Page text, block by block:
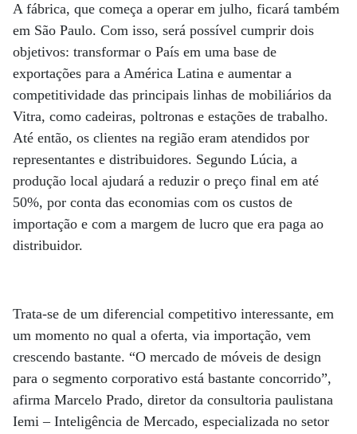
A fábrica, que começa a operar em julho, ficará também
em São Paulo. Com isso, será possível cumprir dois
objetivos: transformar o País em uma base de
exportações para a América Latina e aumentar a
competitividade das principais linhas de mobiliários da
Vitra, como cadeiras, poltronas e estações de trabalho.
Até então, os clientes na região eram atendidos por
representantes e distribuidores. Segundo Lúcia, a
produção local ajudará a reduzir o preço final em até
50%, por conta das economias com os custos de
importação e com a margem de lucro que era paga ao
distribuidor.
Trata-se de um diferencial competitivo interessante, em
um momento no qual a oferta, via importação, vem
crescendo bastante. “O mercado de móveis de design
para o segmento corporativo está bastante concorrido”,
afirma Marcelo Prado, diretor da consultoria paulistana
Iemi – Inteligência de Mercado, especializada no setor